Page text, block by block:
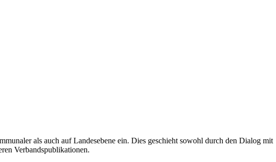
als auch auf Landesebene ein. Dies geschieht sowohl durch den Dialog mit
Verbandspublikationen.